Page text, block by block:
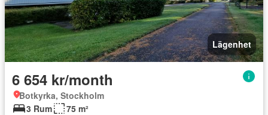
Lägenhet
6 654 kr/month
Botkyrka, Stockholm
3 Rum
75 m²